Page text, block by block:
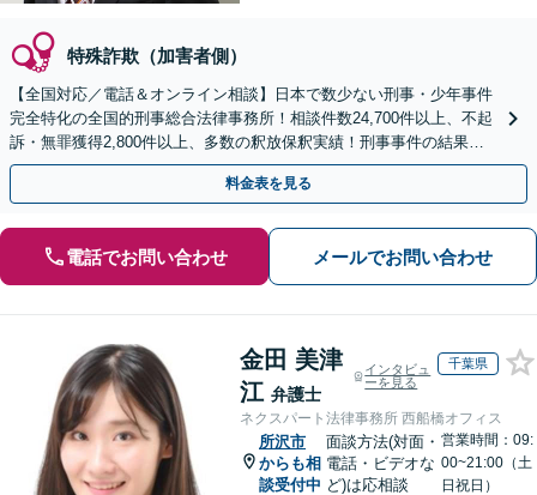
特殊詐欺（加害者側）
【全国対応／電話＆オンライン相談】日本で数少ない刑事・少年事件
完全特化の全国的刑事総合法律事務所！相談件数24,700件以上、不起
訴・無罪獲得2,800件以上、多数の釈放保釈実績！刑事事件の結果は
弁護士の腕次第で変わります【初回相談無料】
料金表を見る
電話でお問い合わせ メールでお問い合わせ
金田 美津
江 弁護士
インタビュ
ーを見る
千葉県
ネクスパート法律事務所 西船橋オフィス
所沢市
からも相
談受付中
面談方法(対面・
電話・ビデオな
ど)は応相談
営業時間：09:
00~21:00（土
日祝日）